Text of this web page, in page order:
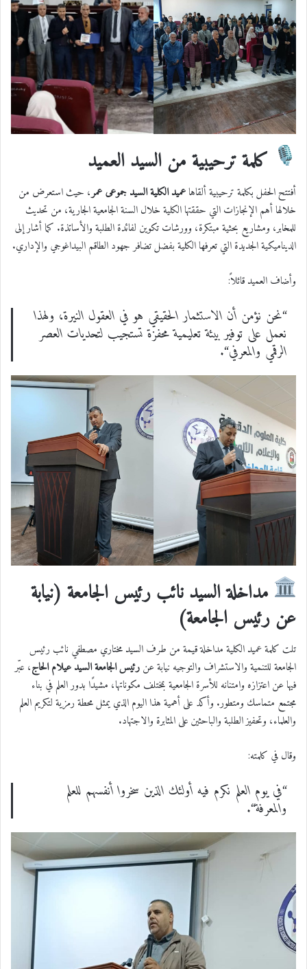
كلمة ترحيبية من السيد العميد
أفتتح الحفل بكلمة ترحيبية ألقاهاعميد الكلية السيد جموعى عمر، حيث استعرض من
خلالها أهم الإنجازات التي حققتها الكلية خلال السنة الجامعية الجارية، من تحديث
للمخابر، ومشاريع بحثية مبتكرة، وورشات تكوين لفائدة الطلبة والأساتذة. كما أشار إلى
الديناميكية الجديدة التي تعرفها الكلية بفضل تضافر جهود الطاقم البيداغوجي والإداري.
وأضاف العميد قائلاً:
“نحن نؤمن أن الاستثمار الحقيقي هو في العقول النيرة، ولهذا
نعمل على توفير بيئة تعليمية محفزة تستجيب لتحديات العصر
الرقمي والمعرفي“.
مداخلة السيد نائب رئيس الجامعة (نيابة
عن رئيس الجامعة)
تلت كلمة عميد الكلية مداخلة قيمة من طرف السيد مختاري مصطفي نائب رئيس
الجامعة للتنمية والاستشراف والتوجيه نيابة عنرئيس الجامعة السيد عيلام الحاج، عبّر
فيها عن اعتزازه وامتنانه للأسرة الجامعية بمختلف مكوناتها، مشيدًا بدور العلم في بناء
مجتمع متماسك ومتطور. وأكد على أهمية هذا اليوم الذي يمثل محطة رمزية لتكريم العلم
والعلماء، وتحفيز الطلبة والباحثين على المثابرة والاجتهاد.
وقال في كلمته:
“فييوم العلم نكرم فيه أولئك الذين سخروا أنفسهم للعلم
والمعرفة“.